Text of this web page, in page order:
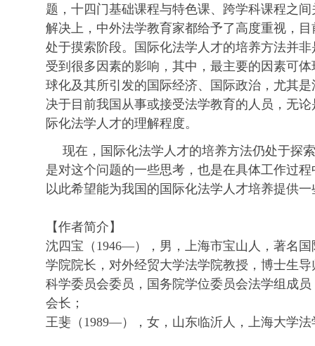
题，十四门基础课程与特色课、跨学科课程之
解决上，中外法学教育家都给予了高度重视，
处于摸索阶段。国际化法学人才的培养方法并
受到很多因素的影响，其中，最主要的因素可
球化及其所引发的国际经济、国际政治，尤其
决于目前我国从事或接受法学教育的人员，无
际化法学人才的理解程度。
现在，国际化法学人才的培养方法仍处于探
是对这个问题的一些思考，也是在具体工作过
以此希望能为我国的国际化法学人才培养提供
【作者简介】
沈四宝（1946—），男，上海市宝山人，著名
学院院长，对外经贸大学法学院教授，博士生
科学委员会委员，国务院学位委员会法学组成
会长；
王斐（1989—），女，山东临沂人，上海大学法